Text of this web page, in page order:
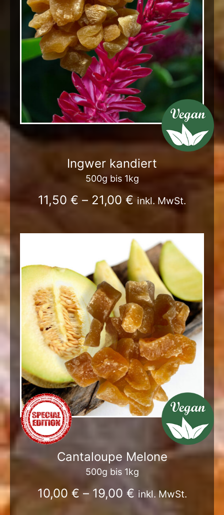
Ingwer kandiert
500g bis 1kg
11,50 € – 21,00 € inkl. MwSt.
Cantaloupe Melone
500g bis 1kg
10,00 € – 19,00 € inkl. MwSt.